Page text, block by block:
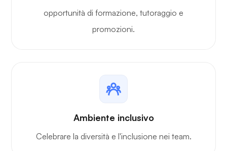
opportunità di formazione, tutoraggio e
promozioni.
Ambiente inclusivo
Celebrare la diversità e l'inclusione nei team.